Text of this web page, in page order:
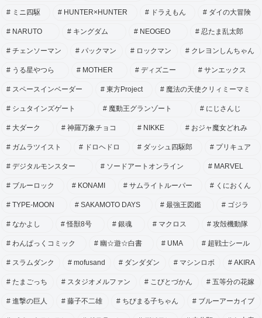
ミニ四駆 HUNTER×HUNTER ドラえもん ダイの大冒険
NARUTO キングダム NEOGEO 忍たま乱太郎
チェンソーマン パックマン ロックマン クレヨンしんちゃん
うる星やつら MOTHER ディズニー サンエックス
スペースインベーダー 東方Project 魔法の天使クリィミーマミ
シュタインズゲート 魔動王グランゾート にじさんじ
大ダーク 神羅万象チョコ NIKKE おジャ魔女どれみ
ガムラツイスト ドロヘドロ ダッシュ四駆郎 プリキュア
デジタルモンスター ソードアートオンライン MARVEL
ブルーロック KONAMI サムライトルーパー くにおくん
TYPE-MOON SAKAMOTO DAYS 最強王図鑑 ゴジラ
なかよし 怪獣8号 銀魂 マクロス 攻殻機動隊
わんぱっくコミック 幽☆遊☆白書 UMA 超戦士シール
スラムダンク mofusand ダンダダン マシンロボ AKIRA
たまごっち スタジオメルファン こびとづかん 五等分の花嫁
進撃の巨人 藤子不二雄 ちびまる子ちゃん ブルーアーカイブ